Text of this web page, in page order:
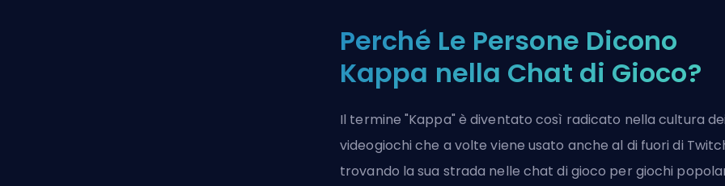
Perché Le Persone Dicono
Kappa nella Chat di Gioco?
Il termine "Kappa" è diventato così radicato nella cultura
videogiochi che a volte viene usato anche al di fuori di
trovando la sua strada nelle chat di gioco per giochi